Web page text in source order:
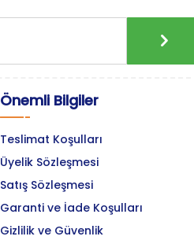
Önemli Bilgiler
Teslimat Koşulları
Üyelik Sözleşmesi
Satış Sözleşmesi
Garanti ve İade Koşulları
Gizlilik ve Güvenlik